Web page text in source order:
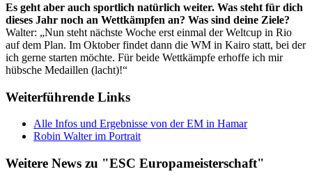
Es geht aber auch sportlich natürlich weiter. Was steht für dich
dieses Jahr noch an Wettkämpfen an? Was sind deine Ziele?
Walter: „Nun steht nächste Woche erst einmal der Weltcup in Rio
auf dem Plan. Im Oktober findet dann die WM in Kairo statt, bei der
ich gerne starten möchte. Für beide Wettkämpfe erhoffe ich mir
hübsche Medaillen (lacht)!“
Weiterführende Links
Alle Infos und Ergebnisse von der EM in Hamar
Robin Walter im Portrait
Weitere News zu "ESC Europameisterschaft"